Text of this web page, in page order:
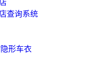
查询系统
形车衣